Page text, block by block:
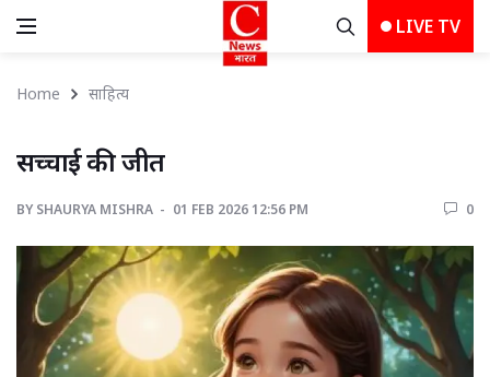
LIVE TV
Home साहित्य
सच्चाई की जीत
BY SHAURYA MISHRA 01 FEB 2026 12:56 PM 0